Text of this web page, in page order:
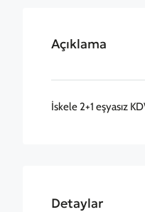
Açıklama
İskele 2+1 eşyasız
Detaylar